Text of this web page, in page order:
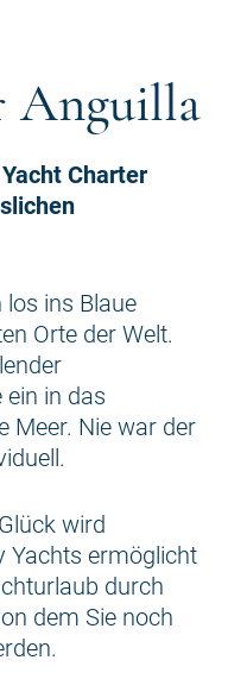
Anguilla
Charter
los ins Blaue
Orte der Welt.
ein in das
Meer. Nie war der
wird
Yachts ermöglicht
durch
dem Sie noch